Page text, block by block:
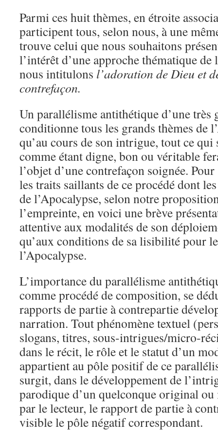
Parmi ces huit thèmes, en étroite
participent tous, selon nous, à une
trouve celui que nous souhaitons
l’intérêt d’une approche thématique de
nous intitulons l’adoration de Dieu et
contrefaçon.
Un parallélisme antithétique d’une très
conditionne tous les grands thèmes de
qu’au cours de son intrigue, tout ce qui
comme étant digne, bon ou véritable
l’objet d’une contrefaçon soignée.
les traits saillants de ce procédé dont
de l’Apocalypse, selon notre
l’empreinte, en voici une brève
attentive aux modalités de son
qu’aux conditions de sa lisibilité pour
l’Apocalypse.
L’importance du parallélisme
comme procédé de composition, se
rapports de partie à contrepartie
narration. Tout phénomène textuel
slogans, titres, sous-intrigues/micro-
dans le récit, le rôle et le statut d’un
appartient au pôle positif de ce
surgit, dans le développement de
parodique d’un quelconque original
par le lecteur, le rapport de partie à
visible le pôle négatif correspondant.